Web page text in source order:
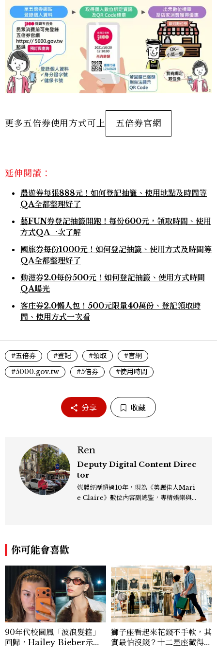
更多五倍券使用方式可上 五倍券官網
延伸閱讀：
農遊券每張888元！如何登記抽籤、使用地點及時間等
QA全都整理好了
藝FUN券登記抽籤開跑！每份600元，領取時間、使用
方式QA一次了解
國旅券每份1000元！如何登記抽籤、使用方式及時間等
QA全都整理好了
動滋券2.0每份500元！如何登記抽籤、使用方式時間
QA曝光
客庄券2.0懶人包！500元限量40萬份、登記領取時
間、使用方式一次看
#五倍券 #登記 #領取
#官網
#5000.gov.tw
#5倍券 #使用時間
分享 收藏
Ren
Deputy Digital Content Direc
tor
媒體經歷超過10年，現為《美麗佳人Mari
e Claire》數位內容副總監，專精娛樂與
你可能會喜歡
90年代校園風「波浪髮箍」
回歸，Hailey Bieber示範
獅子座看起來花錢不手軟，其
實最怕沒錢？十二星座藏得最